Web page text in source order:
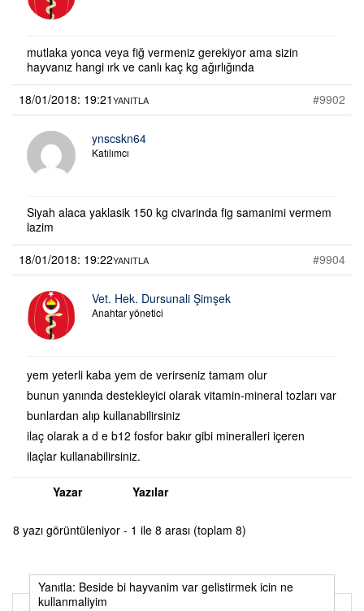
mutlaka yonca veya fiğ vermeniz gerekiyor ama sizin
hayvanız hangi ırk ve canlı kaç kg ağırlığında
18/01/2018: 19:21
#9902
YANITLA
ynscskn64
Katılımcı
Siyah alaca yaklasik 150 kg civarinda fig samanimi vermem
lazim
18/01/2018: 19:22
#9904
YANITLA
Vet. Hek. Dursunali Şimşek
Anahtar yönetici
yem yeterli kaba yem de verirseniz tamam olur
bunun yanında destekleyici olarak vitamin-mineral tozları var
bunlardan alıp kullanabilirsiniz
ilaç olarak a d e b12 fosfor bakır gibi mineralleri içeren
ilaçlar kullanabilirsiniz.
Yazar Yazılar
8 yazı görüntüleniyor - 1 ile 8 arası (toplam 8)
Yanıtla: Beside bi hayvanim var gelistirmek icin ne
kullanmaliyim